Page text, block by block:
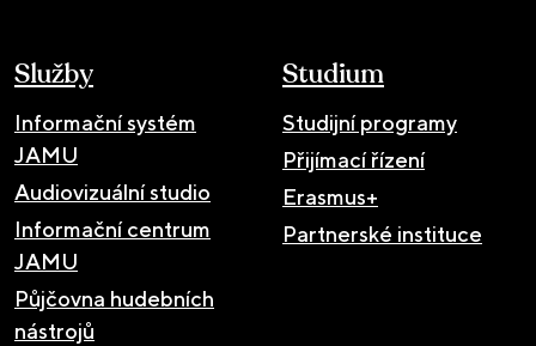
Služby
Informační systém
JAMU
Audiovizuální studio
Informační centrum
JAMU
Půjčovna hudebních
nástrojů
Studium
Studijní programy
Přijímací řízení
Erasmus+
Partnerské instituce